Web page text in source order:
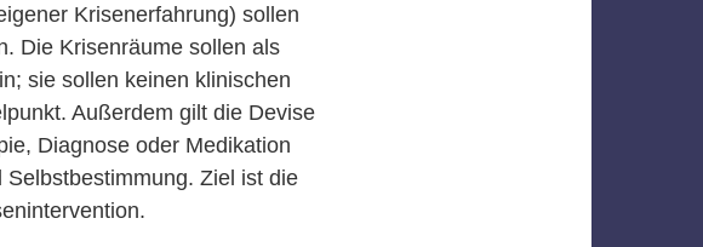
Krisenerfahrung) sollen
Die Krisenräume sollen als
sie sollen keinen klinischen
Außerdem gilt die Devise
Diagnose oder Medikation
Ziel ist die